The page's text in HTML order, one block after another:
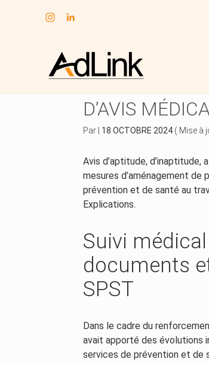
Aller
au
D’AVIS
Par 18 OCTOBRE 2024 ( Mise à
Avis d’aptitude,
mesures d’aménagement
prévention et de santé au
Explications.
Suivi
documents
SPST
Dans le cadre du
avait apporté des évolutions
services de prévention et de